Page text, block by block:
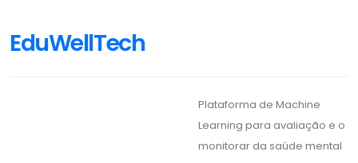
EduWellTech
Plataforma de Machine
Learning para avaliação e o
monitorar da saúde mental